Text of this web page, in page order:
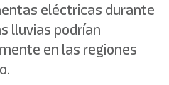
eléctricas durante
lluvias podrían
en las regiones